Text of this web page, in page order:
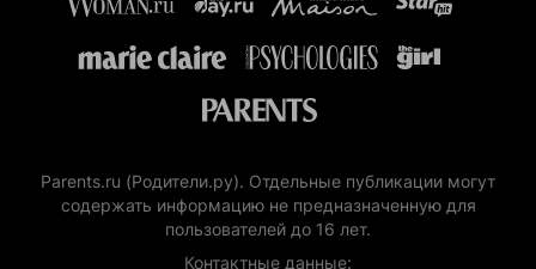
Parents.ru (Родители.ру). Отдельные публикации могут
содержать информацию не предназначенную для
пользователей до 16 лет.
Контактные данные: